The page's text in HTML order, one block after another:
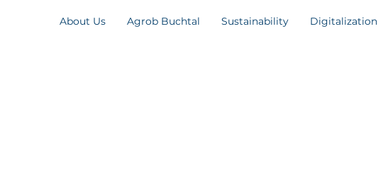
About Us Agrob Buchtal Sustainability Digitalization